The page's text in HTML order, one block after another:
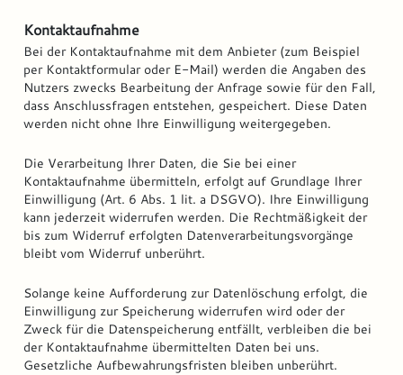
Kontaktaufnahme
Bei der Kontaktaufnahme mit dem Anbieter (zum Beispiel
per Kontaktformular oder E-Mail) werden die Angaben des
Nutzers zwecks Bearbeitung der Anfrage sowie für den Fall,
dass Anschlussfragen entstehen, gespeichert. Diese Daten
werden nicht ohne Ihre Einwilligung weitergegeben.
Die Verarbeitung Ihrer Daten, die Sie bei einer
Kontaktaufnahme übermitteln, erfolgt auf Grundlage Ihrer
Einwilligung (Art. 6 Abs. 1 lit. a DSGVO). Ihre Einwilligung
kann jederzeit widerrufen werden. Die Rechtmäßigkeit der
bis zum Widerruf erfolgten Datenverarbeitungsvorgänge
bleibt vom Widerruf unberührt.
Solange keine Aufforderung zur Datenlöschung erfolgt, die
Einwilligung zur Speicherung widerrufen wird oder der
Zweck für die Datenspeicherung entfällt, verbleiben die bei
der Kontaktaufnahme übermittelten Daten bei uns.
Gesetzliche Aufbewahrungsfristen bleiben unberührt.